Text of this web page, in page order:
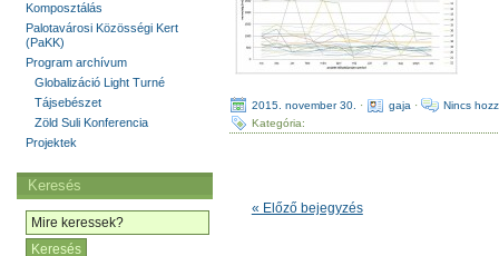
2015. november 30. · gaja ·
Nincs
Kategória:
« Előző bejegyzés
Komposztálás
Palotavárosi Közösségi Kert
(PaKK)
Program archívum
Globalizáció Light Turné
Tájsebészet
Zöld Suli Konferencia
Projektek
Keresés